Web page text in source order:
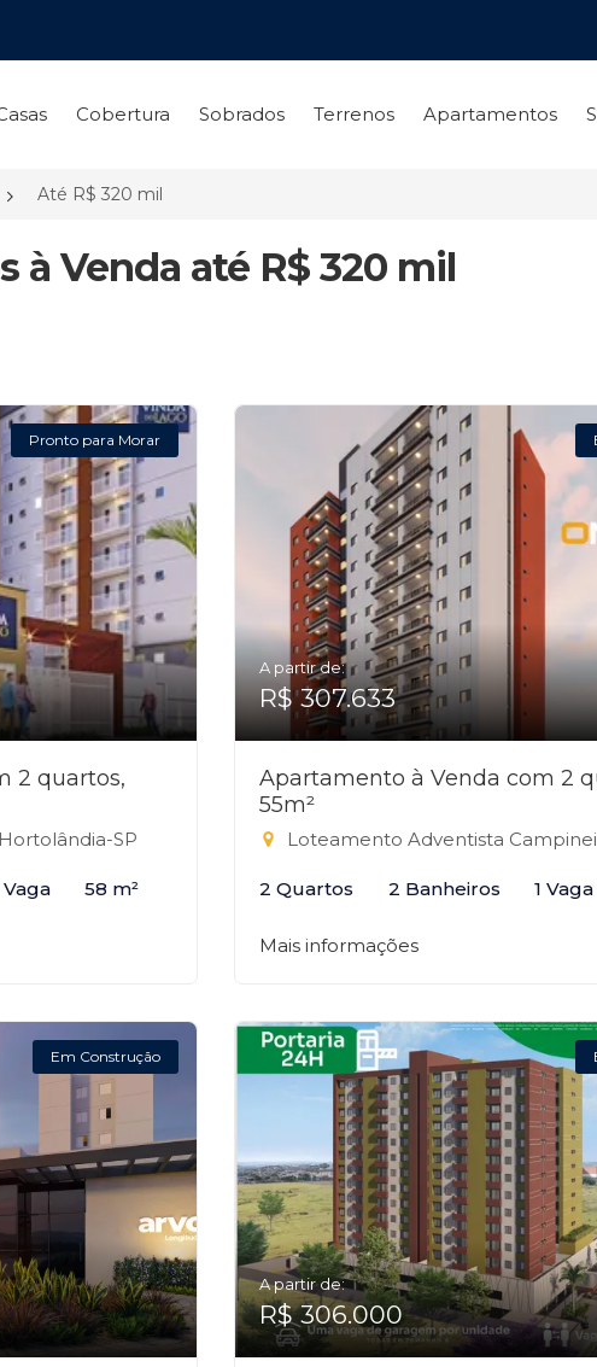
Cobertura Sobrados Terrenos Apartamentos
Até R$ 320 mil
à Venda até R$ 320 mil
Pronto para Morar
2 quartos,
SP
Vaga 58 m²
A partir de:
R$ 307.633
Apartamento à Venda com 2
55m²
Loteamento Adventista Campineiro,
2 Quartos 2 Banheiros 1 Vaga
Mais informações
Em Construção
A partir de:
R$ 306.000